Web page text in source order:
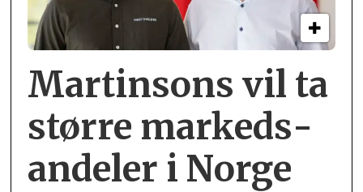
Martinsons vil ta
større markeds­
andeler i Norge